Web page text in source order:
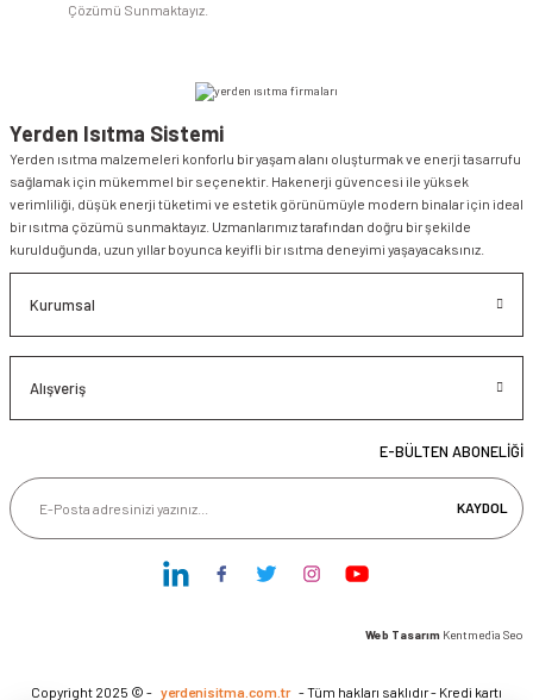
Çözümü Sunmaktayız.
Yerden Isıtma Sistemi
Yerden ısıtma malzemeleri konforlu bir yaşam alanı oluşturmak ve enerji tasarrufu
sağlamak için mükemmel bir seçenektir. Hakenerji güvencesi ile yüksek
verimliliği, düşük enerji tüketimi ve estetik görünümüyle modern binalar için ideal
bir ısıtma çözümü sunmaktayız. Uzmanlarımız tarafından doğru bir şekilde
kurulduğunda, uzun yıllar boyunca keyifli bir ısıtma deneyimi yaşayacaksınız.
Kurumsal
Alışveriş
E-BÜLTEN ABONELİĞİ
KAYDOL
Web Tasarım Kentmedia Seo
Copyright 2025 © - yerdenisitma.com.tr - Tüm hakları saklıdır - Kredi kartı